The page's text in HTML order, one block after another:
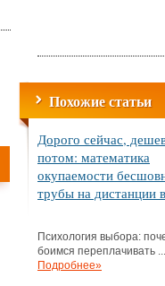
Похожие статьи
Дорого сейчас,
потом: математика
окупаемости
трубы на дистанции
Психология выбора:
боимся переплачивать ...
Подробнее»